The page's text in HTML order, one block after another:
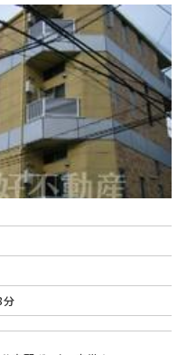
分